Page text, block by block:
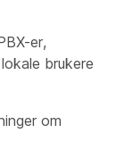
er,
brukere
om